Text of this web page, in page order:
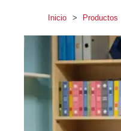
Inicio > Productos